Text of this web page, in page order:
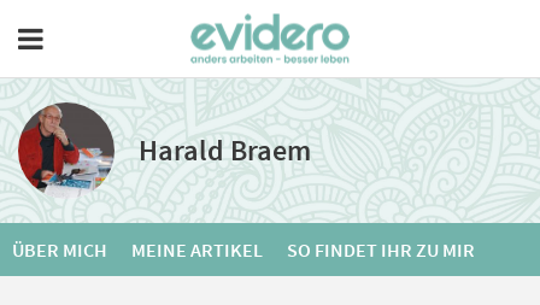
Harald Braem
ÜBER MICH MEINE ARTIKEL SO FINDET IHR ZU MIR